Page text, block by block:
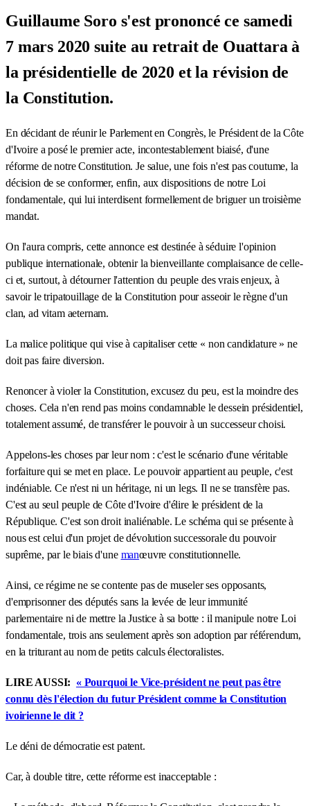
Guillaume Soro s'est prononcé ce samedi
7 mars 2020 suite au retrait de Ouattara à
la présidentielle de 2020 et la révision de
la Constitution.
En décidant de réunir le Parlement en Congrès, le Président de la Côte
d'Ivoire a posé le premier acte, incontestablement biaisé, d'une
réforme de notre Constitution. Je salue, une fois n'est pas coutume, la
décision de se conformer, enfin, aux dispositions de notre Loi
fondamentale, qui lui interdisent formellement de briguer un troisième
mandat.
On l'aura compris, cette annonce est destinée à séduire l'opinion
publique internationale, obtenir la bienveillante complaisance de celle-
ci et, surtout, à détourner l'attention du peuple des vrais enjeux, à
savoir le tripatouillage de la Constitution pour asseoir le règne d'un
clan, ad vitam aeternam.
La malice politique qui vise à capitaliser cette « non candidature » ne
doit pas faire diversion.
Renoncer à violer la Constitution, excusez du peu, est la moindre des
choses. Cela n'en rend pas moins condamnable le dessein présidentiel,
totalement assumé, de transférer le pouvoir à un successeur choisi.
Appelons-les choses par leur nom : c'est le scénario d'une véritable
forfaiture qui se met en place. Le pouvoir appartient au peuple, c'est
indéniable. Ce n'est ni un héritage, ni un legs. Il ne se transfère pas.
C'est au seul peuple de Côte d'Ivoire d'élire le président de la
République. C'est son droit inaliénable. Le schéma qui se présente à
nous est celui d'un projet de dévolution successorale du pouvoir
suprême, par le biais d'une manœuvre constitutionnelle.
Ainsi, ce régime ne se contente pas de museler ses opposants,
d'emprisonner des députés sans la levée de leur immunité
parlementaire ni de mettre la Justice à sa botte : il manipule notre Loi
fondamentale, trois ans seulement après son adoption par référendum,
en la triturant au nom de petits calculs électoralistes.
LIRE AUSSI: « Pourquoi le Vice-président ne peut pas être
connu dès l'élection du futur Président comme la Constitution
ivoirienne le dit ?
Le déni de démocratie est patent.
Car, à double titre, cette réforme est inacceptable :